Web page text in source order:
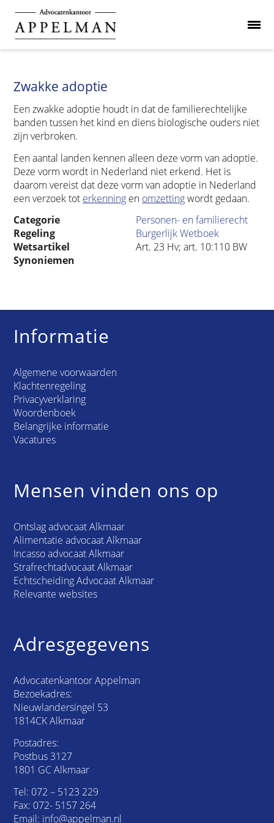
Zwakke adoptie
Een zwakke adoptie houdt in dat de familierechtelijke
banden tussen het kind en diens biologische ouders niet
zijn verbroken.
Een aantal landen kennen alleen deze vorm van adoptie.
Deze vorm wordt in Nederland niet erkend. Het is
daarom vereist dat deze vorm van adoptie in Nederland
een verzoek tot erkenning en omzettingwordt gedaan.
Categorie
Personen- en familierecht
Regeling
Burgerlijk Wetboek
Wetsartikel
Art. 23 Hv; art. 10:110 BW
Synoniemen
Informatie
Algemene voorwaarden
Klachtenregeling
Privacyverklaring
Woordenboek
Belangrijke informatie
Vacatures
Mensen vinden ons op
Ontslag advocaat Alkmaar
Alimentatie advocaat Alkmaar
Incasso advocaat Alkmaar
Strafrechtadvocaat Alkmaar
Echtscheiding Advocaat Alkmaar
Relevante websites
Adresgegevens
Advocatenkantoor Appelman
Bezoekadres:
Nieuwlandersingel 53
1814CK Alkmaar
Postadres:
Postbus 3127
1801 GC Alkmaar
Tel: 072 – 5123 229
Fax: 072- 5157 264
Email: info@appelman.nl